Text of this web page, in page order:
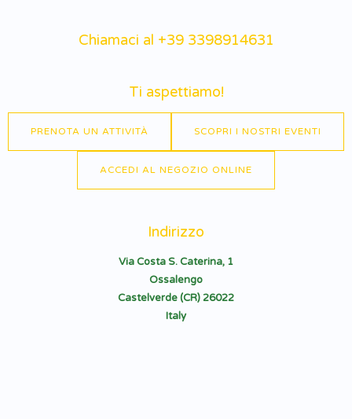
Chiamaci al +39 3398914631
Ti aspettiamo!
PRENOTA UN ATTIVITÀ SCOPRI I NOSTRI EVENTI
ACCEDI AL NEGOZIO ONLINE
Indirizzo
Via Costa S. Caterina, 1
Ossalengo
Castelverde (CR) 26022
Italy